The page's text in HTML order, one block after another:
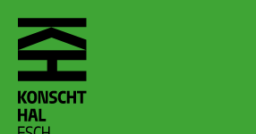
skip_to_content